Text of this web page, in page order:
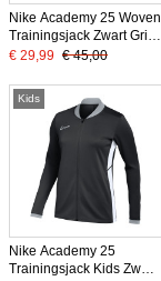
Nike Academy 25 Woven
Trainingsjack Zwart Grijs
Wit
€ 29,99 € 45,00
Kids
Nike Academy 25
Trainingsjack Kids Zwart